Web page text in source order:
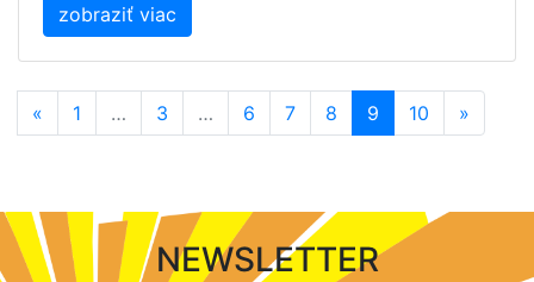
zobraziť viac
« 1 … 3 … 6 7 8 9 10 »
NEWSLETTER